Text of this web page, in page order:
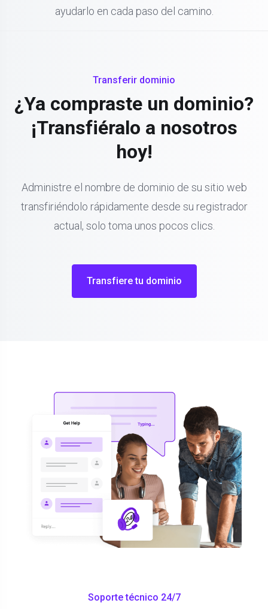
ayudarlo en cada paso del camino.
Transferir dominio
¿Ya compraste un dominio?
¡Transfiéralo a nosotros
hoy!
Administre el nombre de dominio de su sitio web
transfiriéndolo rápidamente desde su registrador
actual, solo toma unos pocos clics.
Transfiere tu dominio
Soporte técnico 24/7